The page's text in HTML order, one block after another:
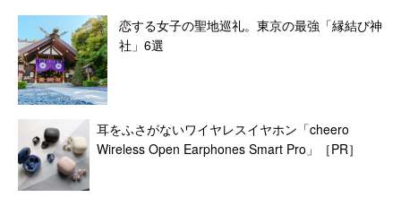
恋する女子の聖地巡礼。東京の最強「縁結び神
社」6選
耳をふさがないワイヤレスイヤホン「cheero
Wireless Open Earphones Smart Pro」［PR］